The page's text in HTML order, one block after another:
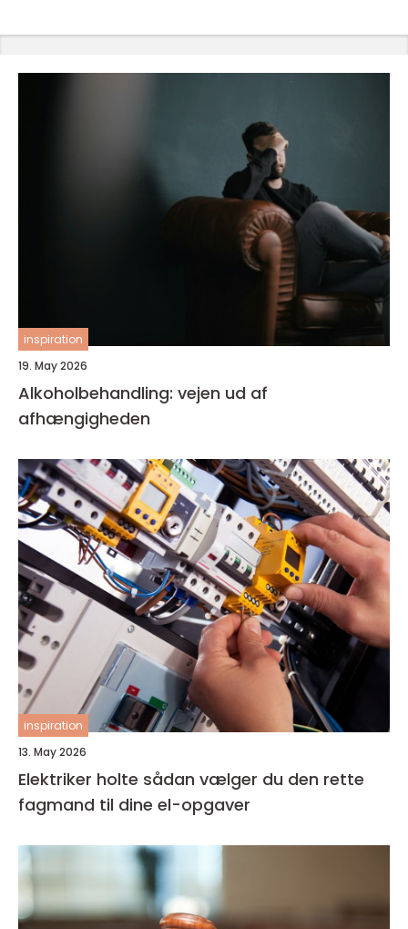
inspiration
19. May 2026
Alkoholbehandling: vejen ud af
afhængigheden
inspiration
13. May 2026
Elektriker holte sådan vælger du den rette
fagmand til dine el-opgaver